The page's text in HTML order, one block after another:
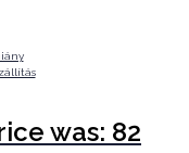
was: 82